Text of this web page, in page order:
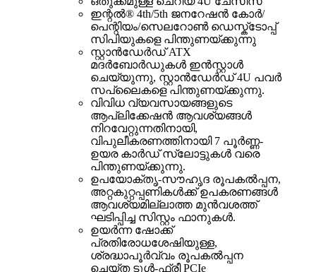
ഇന്റൽ® 4th/5th ജനറേഷൻ കോർ/
പെന്റിയം/സെലറോൺ ഡെസ്ക്ടോപ്പ്
സിപിയുകളെ പിന്തുണയ്ക്കുന്നു
സ്റ്റാൻഡേർഡ് ATX
മദർബോർഡുകൾ ഇൻസ്റ്റാൾ
ചെയ്യുന്നു, സ്റ്റാൻഡേർഡ് 4U പവർ
സപ്ലൈകളെ പിന്തുണയ്ക്കുന്നു.
വിവിധ വ്യവസായങ്ങളുടെ
ആപ്ലിക്കേഷൻ ആവശ്യങ്ങൾ
നിറവേറ്റുന്നതിനായി,
വിപുലീകരണത്തിനായി 7 പൂർണ്ണ-
ഉയര കാർഡ് സ്ലോട്ടുകൾ വരെ
പിന്തുണയ്ക്കുന്നു.
ഉപയോക്തൃ-സൗഹൃദ രൂപകൽപ്പന,
അറ്റകുറ്റപ്പണികൾക്ക് ഉപകരണങ്ങൾ
ആവശ്യമില്ലാത്ത മുൻവശത്ത്
ഘടിപ്പിച്ച സിസ്റ്റം ഫാനുകൾ.
ഉയർന്ന ഷോക്ക്
പ്രതിരോധശേഷിയുള്ള,
ശ്രദ്ധാപൂർവ്വം രൂപകൽപ്പന
ചെയ്ത ടൂൾ-ഫ്രീ PCIe